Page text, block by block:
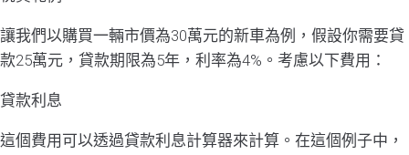
讓我們以購買一輛市價為30萬元的新車為例，假設你需要貸
款25萬元，貸款期限為5年，利率為4%。考慮以下費用：
貸款利息
這個費用可以透過貸款利息計算器來計算。在這個例子中，